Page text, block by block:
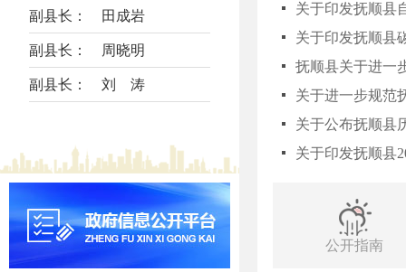
副县长： 田成岩
副县长： 周晓明
副县长： 刘 涛
关于印发抚顺县
关于印发抚顺县
抚顺县关于进一
关于进一步规范
关于公布抚顺县
关于印发抚顺县
公开指南